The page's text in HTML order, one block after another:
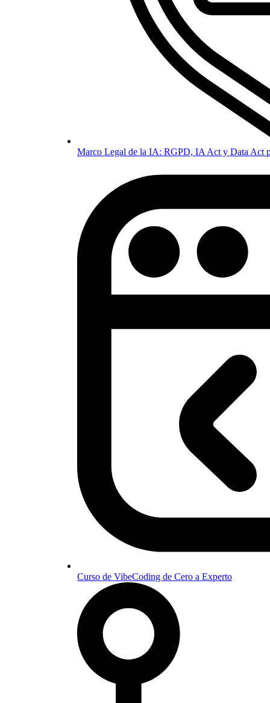
Marco Legal de la IA: RGPD, IA Act y Data Act
Curso de VibeCoding de Cero a Experto